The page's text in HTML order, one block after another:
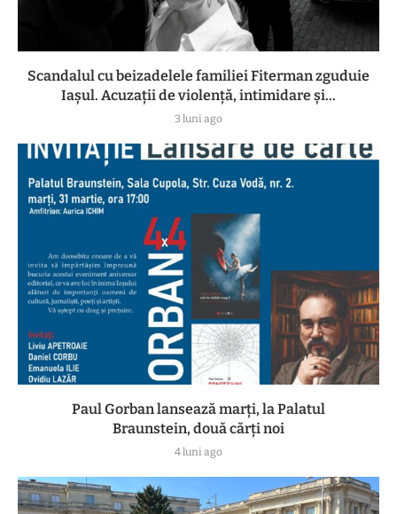
Scandalul cu beizadelele familiei Fiterman zguduie
Iașul. Acuzații de violență, intimidare și...
3 luni ago
Paul Gorban lansează marți, la Palatul
Braunstein, două cărți noi
4 luni ago